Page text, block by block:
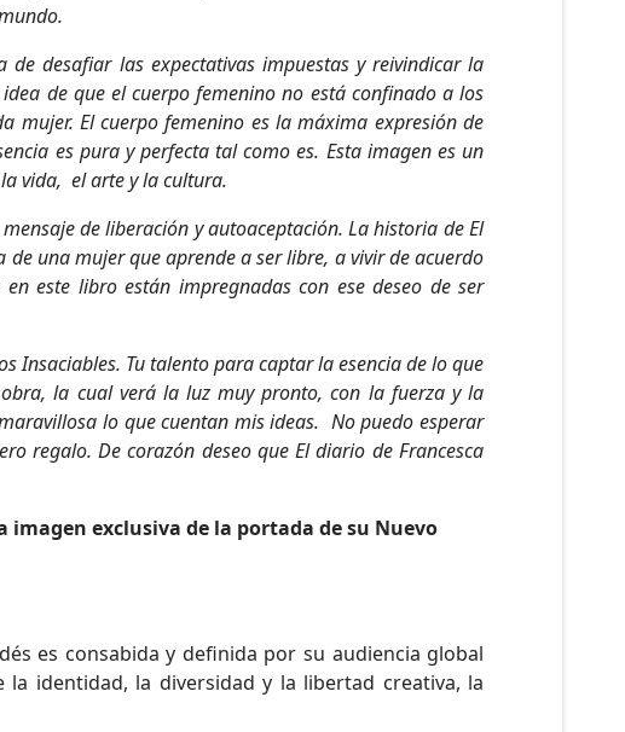
desafiar las expectativas impuestas y reivindicar la
de que el cuerpo femenino no está confinado a los
mujer. El cuerpo femenino es la máxima expresión de
es pura y perfecta tal como es. Esta imagen es un
vida, el arte y la cultura.
de liberación y autoaceptación. La historia de El
una mujer que aprende a ser libre, a vivir de acuerdo
este libro están impregnadas con ese deseo de ser
Insaciables. Tu talento para captar la esencia de lo que
la cual verá la luz muy pronto, con la fuerza y la
lo que cuentan mis ideas. No puedo esperar
regalo. De corazón deseo que El diario de Francesca
exclusiva de la portada de su Nuevo
es consabida y definida por su audiencia global
identidad, la diversidad y la libertad creativa, la